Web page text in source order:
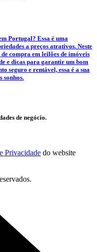
Portugal? Essa é uma
a preços atrativos. Neste
compra em leilões de imóveis
e dicas para garantir um bom
seguro e rentável, essa é a sua
sonhos.
de negócio.
Privacidade do website